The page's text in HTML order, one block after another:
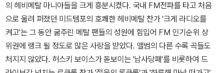
의 헤비메탈 마니아들을 크게 흥분시켰다. 국내 FM전파를 타고 처음
으로 울려 퍼졌던 미드템포의 호쾌한 헤비메탈 찬가 '크게 라디오를
켜고'는 그 동안 굶주린 메탈 팬들의 성원에 힘입어 FM 인기순위 상
위권에 랭크 될 정도로 많은 사랑을 받았다. 앨범의 다른 수록 곡들도
처지지 않았다. 허스키 보이스가 돋보이는 '남사당패'를 비롯하여 드